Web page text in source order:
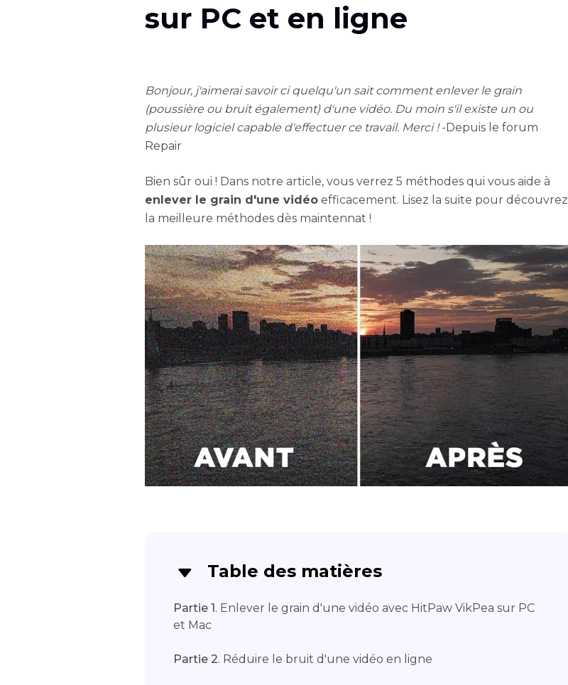
sur PC et en ligne
Bonjour, j'aimerai savoir ci quelqu'un sait comment enlever le grain
(poussière ou bruit également) d'une vidéo. Du moin s'il existe un ou
plusieur logiciel capable d'effectuer ce travail. Merci !-Depuis le forum
Repair
Bien sûr oui ! Dans notre article, vous verrez 5 méthodes qui vous aide à
enlever le grain d'une vidéo efficacement. Lisez la suite pour découvrez
la meilleure méthodes dès maintennat !
Table des matières
Partie 1. Enlever le grain d'une vidéo avec HitPaw VikPea sur PC
et Mac
Partie 2. Réduire le bruit d'une vidéo en ligne